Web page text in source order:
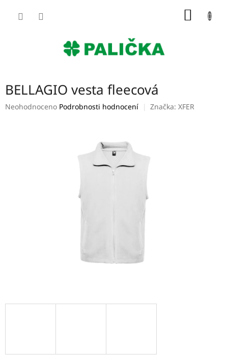
BELLAGIO vesta fleecová
Průměrné
Neohodnoceno Podrobnosti hodnocení Značka: XFER